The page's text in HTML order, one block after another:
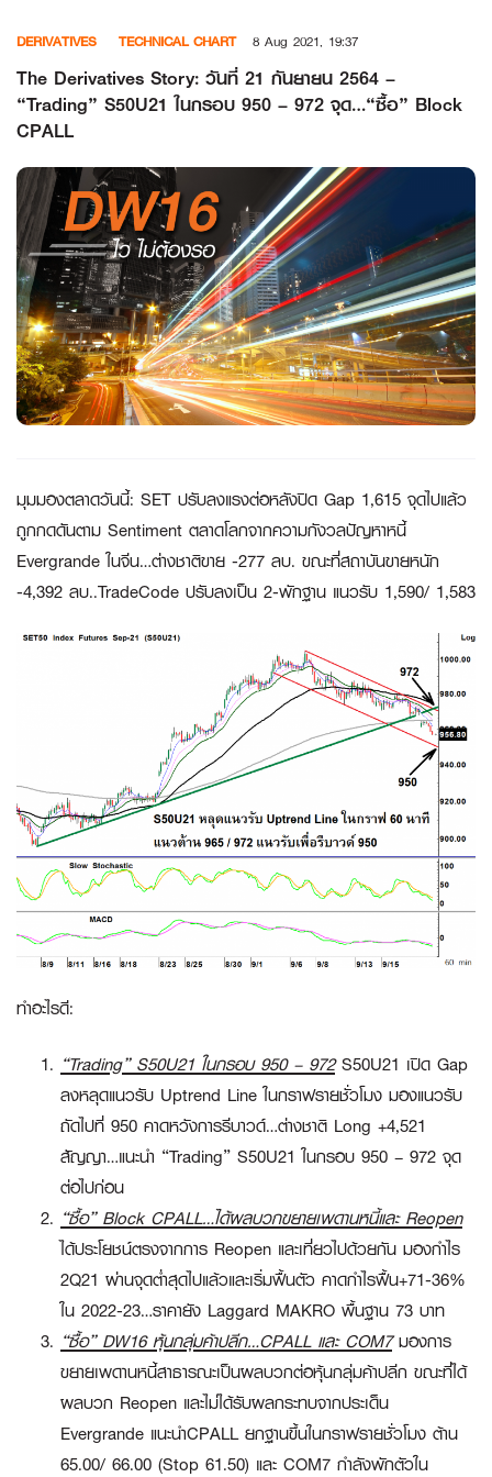
content
DERIVATIVES TECHNICAL CHART 8 Aug 2021, 19:37
The Derivatives Story: วันที่ 21 กันยายน 2564 –
“Trading” S50U21 ในกรอบ 950 – 972 จุด…“ซื้อ” Block
CPALL
มุมมองตลาดวันนี้: SET ปรับลงแรงต่อหลังปิด Gap 1,615 จุดไปแล้ว
ถูกกดดันตาม Sentiment ตลาดโลกจากความกังวลปัญหาหนี้
Evergrande ในจีน…ต่างชาติขาย -277 ลบ. ขณะที่สถาบันขายหนัก
-4,392 ลบ..TradeCode ปรับลงเป็น 2-พักฐาน แนวรับ 1,590/ 1,583
ทำอะไรดี:
“Trading” S50U21 ในกรอบ 950 – 972S50U21 เปิด Gap
ลงหลุดแนวรับ Uptrend Line ในกราฟรายชั่วโมง มองแนวรับ
ถัดไปที่ 950 คาดหวังการรีบาวด์…ต่างชาติ Long +4,521
สัญญา…แนะนำ “Trading” S50U21 ในกรอบ 950 – 972 จุด
ต่อไปก่อน
“ซื้อ”Block CPALL…ได้ผลบวกขยายเพดานหนี้และ Reopen
ได้ประโยชน์ตรงจากการ Reopen และเที่ยวไปด้วยกัน มองกำไร
2Q21 ผ่านจุดต่ำสุดไปแล้วและเริ่มฟื้นตัว คาดกำไรฟื้น+71-36%
ใน 2022-23…ราคายัง Laggard MAKRO พื้นฐาน 73 บาท
“ซื้อ”DW16 หุ้นกลุ่มค้าปลีก…CPALL และ COM7 มองการ
ขยายเพดานหนี้สาธารณะเป็นผลบวกต่อหุ้นกลุ่มค้าปลีก ขณะที่ได้
ผลบวก Reopen และไม่ได้รับผลกระทบจากประเด็น
Evergrande แนะนำCPALLยกฐานขึ้นในกราฟรายชั่วโมง ต้าน
65.00/ 66.00 (Stop 61.50) และ COM7 กำลังพักตัวใน